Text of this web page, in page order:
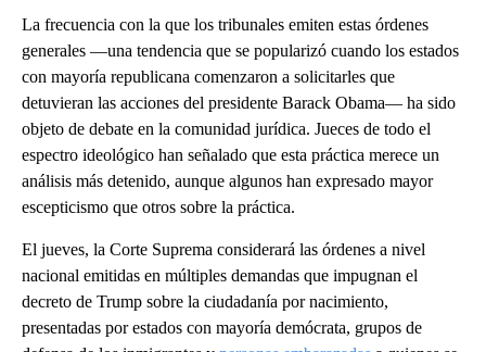
La frecuencia con la que los tribunales emiten estas órdenes
generales —una tendencia que se popularizó cuando los estados
con mayoría republicana comenzaron a solicitarles que
detuvieran las acciones del presidente Barack Obama— ha sido
objeto de debate en la comunidad jurídica. Jueces de todo el
espectro ideológico han señalado que esta práctica merece un
análisis más detenido, aunque algunos han expresado mayor
escepticismo que otros sobre la práctica.
El jueves, la Corte Suprema considerará las órdenes a nivel
nacional emitidas en múltiples demandas que impugnan el
decreto de Trump sobre la ciudadanía por nacimiento,
presentadas por estados con mayoría demócrata, grupos de